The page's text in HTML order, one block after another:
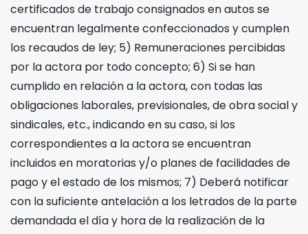
certificados de trabajo consignados en autos se
encuentran legalmente confeccionados y cumplen
los recaudos de ley; 5) Remuneraciones percibidas
por la actora por todo concepto; 6) Si se han
cumplido en relación a la actora, con todas las
obligaciones laborales, previsionales, de obra social y
sindicales, etc., indicando en su caso, si los
correspondientes a la actora se encuentran
incluidos en moratorias y/o planes de facilidades de
pago y el estado de los mismos; 7) Deberá notificar
con la suficiente antelación a los letrados de la parte
demandada el día y hora de la realización de la